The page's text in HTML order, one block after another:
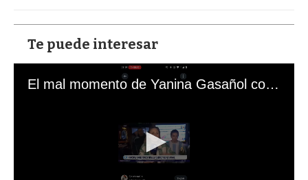
Te puede interesar
El mal momento de Yanina Gasañol con un hincha argentino en "Subrayado"